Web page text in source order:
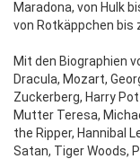
Maradona, von Hulk
von Rotkäppchen bis
Mit den Biographien
Dracula, Mozart,
Zuckerberg, Harry
Mutter Teresa,
the Ripper, Hannibal
Satan, Tiger Woods,